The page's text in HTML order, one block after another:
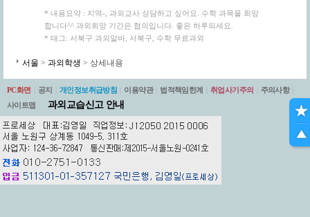
* 내용요약 : 지역-, 과외교사 상담하고 싶어요. 수학 과목을 희망
합니다^^ 과외희망 기간은 협의입니다. 좋은 하루되세요.
* 태그: 서북구 과외알바, 서북구, 수학 무료과외
서울 > 과외학생 > 상세내용
PC화면 공지 개인정보취급방침 이용약관 법적책임한계 취업사기주의 주의사항
사이트맵
과외교습신고 안내